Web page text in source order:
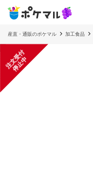
産直・通販のポケマル 加工食品
注
文
受
付
停
止
中